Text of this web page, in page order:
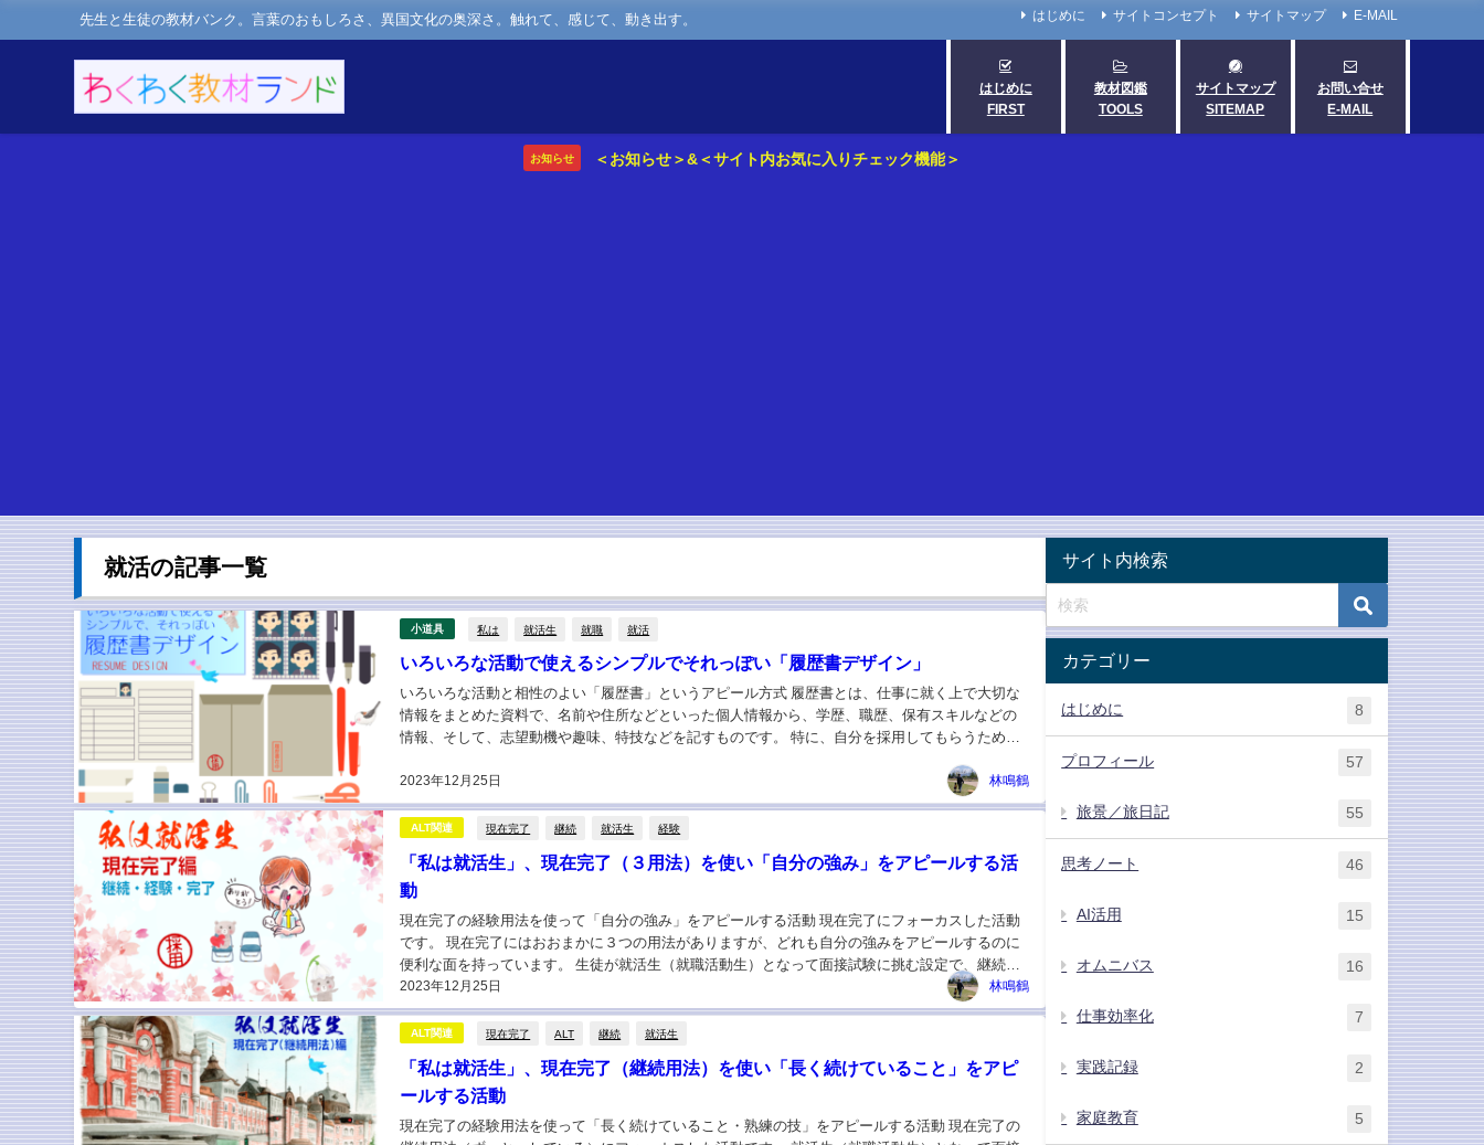
先生と生徒の教材バンク。言葉のおもしろさ、異国文化の奥深さ。触れて、感じて、動き出す。 はじめに サイトコンセプト サイトマップ E-MAIL
はじめに
FIRST
教材図鑑
TOOLS
サイトマップ
SITEMAP
お問い合せ
E-MAIL
お知らせ ＜お知らせ＞&＜サイト内お気に入りチェック機能＞
就活の記事一覧
小道具 私は 就活生 就職 就活
いろいろな活動で使えるシンプルでそれっぽい「履歴書デザイン」
2023年12月25日
いろいろな活動と相性のよい「履歴書」というアピール方式 履歴書とは、仕事に就く上で大切な
情報をまとめた資料で、名前や住所などといった個人情報から、学歴、職歴、保有スキルなどの
情報、そして、志望動機や趣味、特技などを記すものです。 特に、自分を採用してもらうため
林鳴鶴
ALT関連 現在完了 継続 就活生 経験
「私は就活生」、現在完了（３用法）を使い「自分の強み」をアピールする活
動
2023年12月25日
現在完了の経験用法を使って「自分の強み」をアピールする活動 現在完了にフォーカスした活動
です。 現在完了にはおおまかに３つの用法がありますが、どれも自分の強みをアピールするのに
便利な面を持っています。 生徒が就活生（就職活動生）となって面接試験に挑む設定で、継続用
法であれば「私は１０年間、ずっとトイレ掃除をしています。...
林鳴鶴
ALT関連 現在完了 ALT 継続 就活生
「私は就活生」、現在完了（継続用法）を使い「長く続けていること」をアピ
ールする活動
現在完了の経験用法を使って「長く続けていること・熟練の技」をアピールする活動 現在完了の
サイト内検索
カテゴリー
はじめに 8
プロフィール 57
旅景／旅日記 55
思考ノート 46
AI活用 15
オムニバス 16
仕事効率化 7
実践記録 2
家庭教育 5